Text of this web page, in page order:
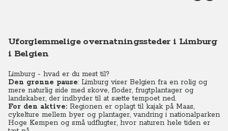
Uforglemmelige overnatningssteder i Limburg
i Belgien
Limburg - hvad er du mest til?
Den grønne pause: Limburg viser Belgien fra en rolig og
mere naturlig side med skove, floder, frugtplantager og
landskaber, der indbyder til at sætte tempoet ned.
For den aktive: Regionen er oplagt til kajak på Maas,
cykelture mellem byer og plantager, vandring i nationalparken
Hoge Kempen og små udflugter, hvor naturen hele tiden er